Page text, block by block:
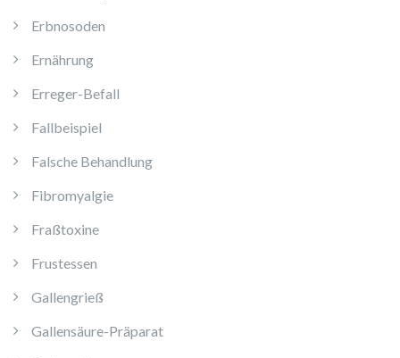
Erbnosoden
Ernährung
Erreger-Befall
Fallbeispiel
Falsche Behandlung
Fibromyalgie
Fraßtoxine
Frustessen
Gallengrieß
Gallensäure-Präparat